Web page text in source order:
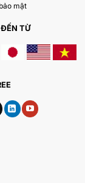
diện
đặt mẫu Chai
nhấn –
mật
TỪ